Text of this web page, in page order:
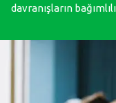
davranışların